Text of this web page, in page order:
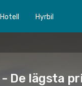
Hyrbil
De lägsta